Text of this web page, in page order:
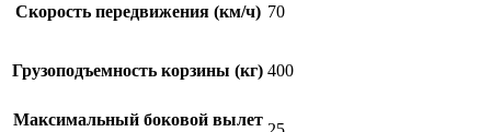
Скорость передвижения (км/ч) 70
Грузоподъемность корзины (кг) 400
Максимальный боковой вылет